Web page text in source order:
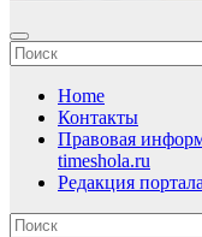
Home
Контакты
Правовая
timeshola.ru
Редакция портала